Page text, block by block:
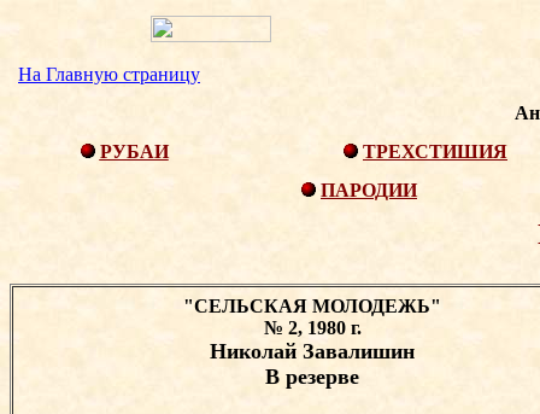
На Главную страницу
РУБАИ
ТРЕХСТИШИЯ
ПАРОДИИ
"СЕЛЬСКАЯ МОЛОДЕЖЬ"
№ 2, 1980 г.
Николай Завалишин
В резерве